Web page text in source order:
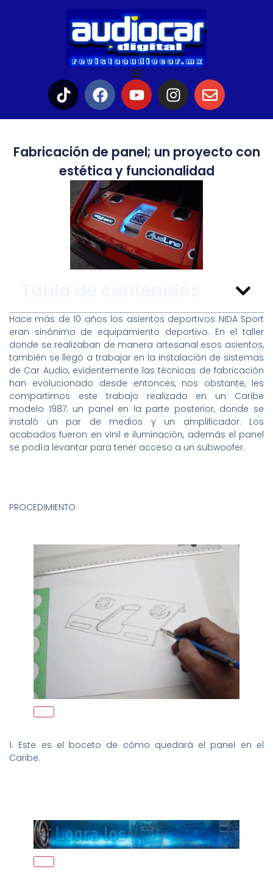
Fabricación de panel; un proyecto con
estética y funcionalidad
Hace más de 10 años los asientos deportivos NIDA Sport
eran sinónimo de equipamiento deportivo. En el taller
donde se realizaban de manera artesanal esos asientos,
también se llegó a trabajar en la instalación de sistemas
de Car Audio, evidentemente las técnicas de fabricación
han evolucionado desde entonces, nos obstante, les
compartimos este trabajo realizado en un Caribe
modelo 1987; un panel en la parte posterior, donde se
instaló un par de medios y un amplificador. Los
acabados fueron en vinil e iluminación, además el panel
se podía levantar para tener acceso a un subwoofer.
PROCEDIMIENTO
1. Este es el boceto de cómo quedará el panel en el
Caribe.